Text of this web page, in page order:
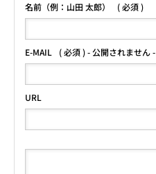
名前（例：山田 太郎） ( 必須 )
E-MAIL ( 必須 ) - 公開されません -
URL